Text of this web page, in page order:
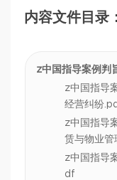
内容文件目录：
z中国指导案例判
z中国指导
经营纠纷
z中国指导
赁与物业
z中国指导
df